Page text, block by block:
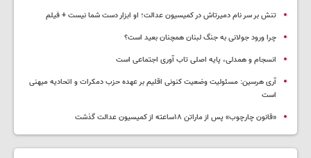
تنش بر سر نام دمیرتاش در کمیسیون عدالت؛ او ابزار دست شما نیست + فیلم
چرا ورود جولانی به جنگ لبنان همچنان بعید است؟
انسجام و همدلی، پایه اصلی تاب آوری اجتماعی است
آری هرسین: مسئولیت وضعیت کنونی اقلیم بر عهده حزب دمکرات و اتحادیه میهنی
است
«قانون چارچوب» پس از ماراتن ۱۸ساعته از کمیسیون عدالت گذشت